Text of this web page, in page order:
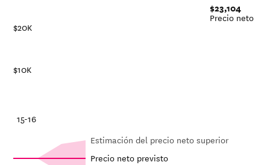
$10K
$20K
15-16
$23,104
Precio neto
Estimación del precio neto superior
Precio neto previsto